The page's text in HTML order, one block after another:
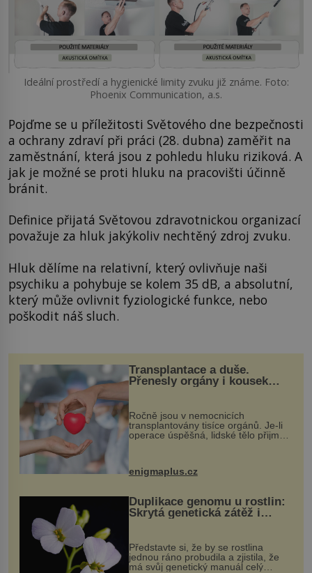
Ideální prostředí a hygienické limity zvuku již známe. Foto:
Phoenix Communication, a.s.
Pojďme se u příležitosti Světového dne bezpečnosti
a ochrany zdraví při práci (28. dubna) zaměřit na
zaměstnání, která jsou z pohledu hluku riziková. A
jak je možné se proti hluku na pracovišti účinně
bránit.
Definice přijatá Světovou zdravotnickou organizací
považuje za hluk jakýkoliv nechtěný zdroj zvuku.
Hluk dělíme na relativní, který ovlivňuje naši
psychiku a pohybuje se kolem 35 dB, a absolutní,
který může ovlivnit fyziologické funkce, nebo
poškodit náš sluch.
Transplantace a duše.
Přenesly orgány i kousek
Ročně jsou v nemocnicích
transplantovány tisíce orgánů. Je-li
operace úspěšná, lidské tělo přijme
enigmaplus.cz
Duplikace genomu u rostlin:
Skrytá genetická zátěž i
Představte si, že by se rostlina
jednou ráno probudila a zjistila, že
má svůj genetický manuál celý